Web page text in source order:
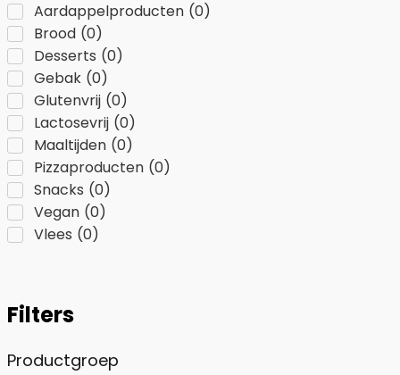
Aardappelproducten (0)
Brood (0)
Desserts (0)
Gebak (0)
Glutenvrij (0)
Lactosevrij (0)
Maaltijden (0)
Pizzaproducten (0)
Snacks (0)
Vegan (0)
Vlees (0)
Filters
Productgroep